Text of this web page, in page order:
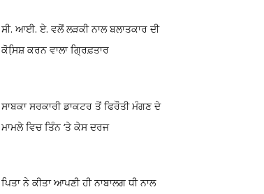
ਸੀ. ਆਈ. ਏ. ਵਲੋਂ ਲੜਕੀ ਨਾਲ ਬਲਾਤਕਾਰ ਦੀ
ਕੋਸਿ਼ਸ਼ ਕਰਨ ਵਾਲਾ ਗ੍ਰਿਫ਼ਤਾਰ
ਸਾਬਕਾ ਸਰਕਾਰੀ ਡਾਕਟਰ ਤੋਂ ਫਿਰੌਤੀ ਮੰਗਣ ਦੇ
ਮਾਮਲੇ ਵਿਚ ਤਿੰਨ ‘ਤੇ ਕੇਸ ਦਰਜ
ਪਿਤਾ ਨੇ ਕੀਤਾ ਆਪਣੀ ਹੀ ਨਾਬਾਲਗ ਧੀ ਨਾਲ